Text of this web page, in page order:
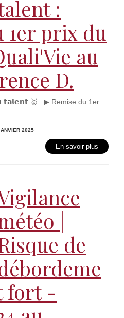
:
1er prix du
au
D.
🥇 ▶ Remise du 1er
2025
En savoir plus
|
de
fort -